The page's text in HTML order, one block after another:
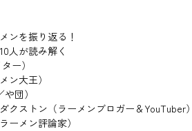
ンを振り返る！
人が読み解く
ー）
大王）
団）
ストン（ラーメンブロガー＆YouTuber）
メン評論家）